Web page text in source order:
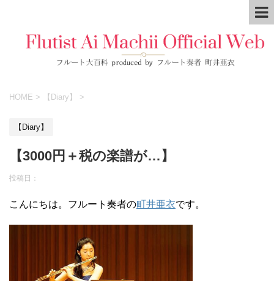
HOME > 【Diary】 >
【Diary】
【3000円＋税の楽譜が…】
投稿日：
こんにちは。フルート奏者の町井亜衣です。